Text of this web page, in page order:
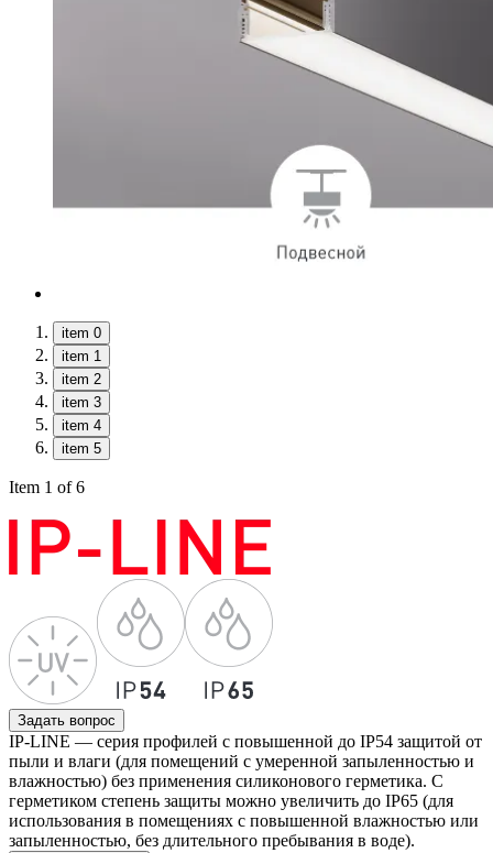
item 0
item 1
item 2
item 3
item 4
item 5
Item 1 of 6
Задать вопрос
IP-LINE — серия профилей с повышенной до IP54 защитой от
пыли и влаги (для помещений с умеренной запыленностью и
влажностью) без применения силиконового герметика. С
герметиком степень защиты можно увеличить до IP65 (для
использования в помещениях с повышенной влажностью или
запыленностью, без длительного пребывания в воде).